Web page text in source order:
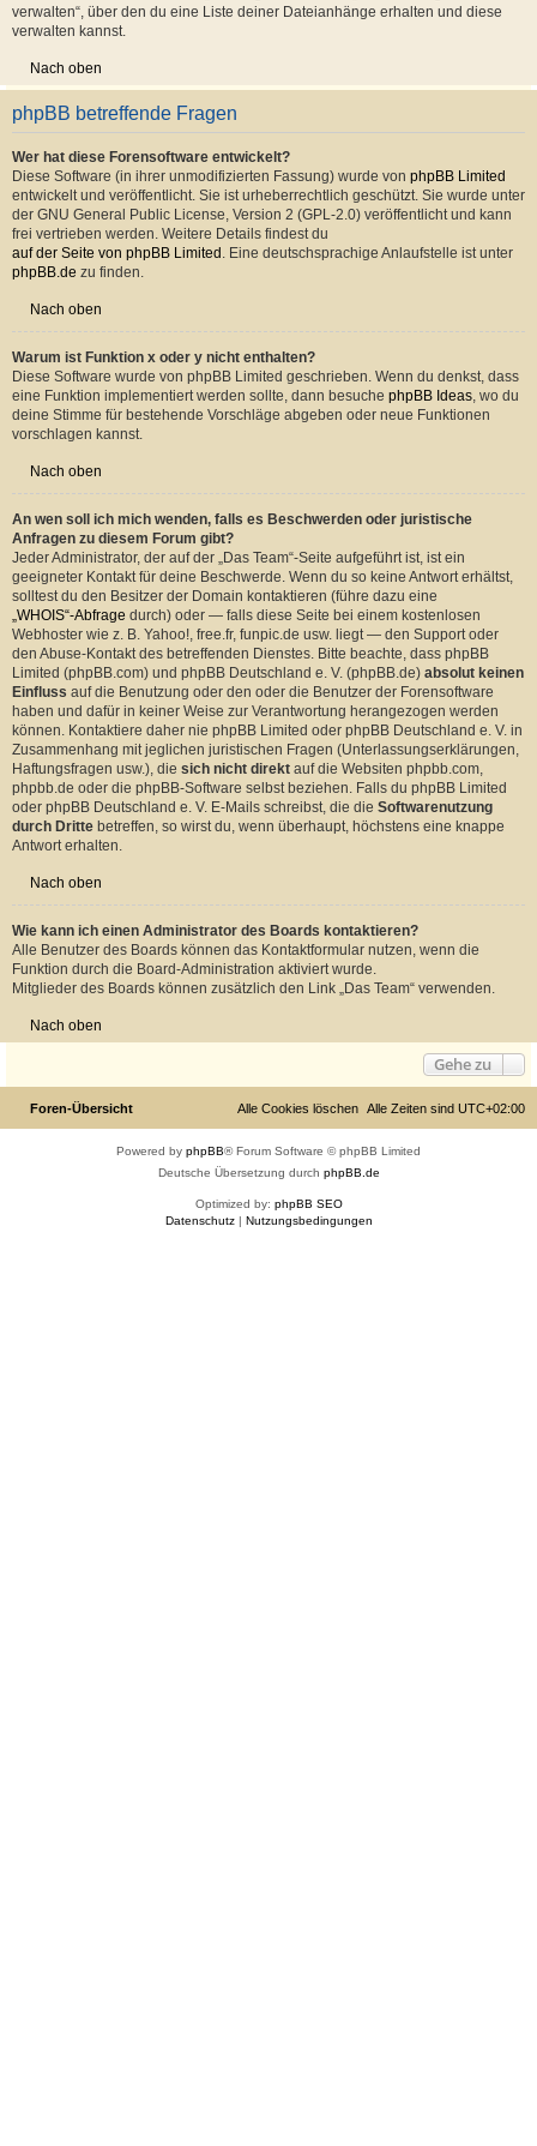
Nach oben
Kann ich eine Übersicht all meiner Dateianhänge erhalten?
Um eine Liste all deiner Dateianhänge zu erhalten, gehe in den persönlichen
Bereich. Dort findest du unter „Einstieg“ einen Punkt „Dateianhänge
verwalten“, über den du eine Liste deiner Dateianhänge erhalten und diese
verwalten kannst.
Nach oben
phpBB betreffende Fragen
Wer hat diese Forensoftware entwickelt?
entwickelt und veröffentlicht. Sie ist urheberrechtlich geschützt. Sie wurde unter
der GNU General Public License, Version 2 (GPL-2.0) veröffentlicht und kann
frei vertrieben werden. Weitere Details findest du
auf der Seite von phpBB Limited. Eine deutschsprachige Anlaufstelle ist unter
phpBB.dezu finden.
Nach oben
Warum ist Funktion x oder y nicht enthalten?
Diese Software wurde von phpBB Limited geschrieben. Wenn du denkst, dass
eine Funktion implementiert werden sollte, dann besuchephpBB Ideas
deine Stimme für bestehende Vorschläge abgeben oder neue Funktionen
vorschlagen kannst.
Nach oben
An wen soll ich mich wenden, falls es Beschwerden oder juristische
Anfragen zu diesem Forum gibt?
Jeder Administrator, der auf der „Das Team“-Seite aufgeführt ist, ist ein
geeigneter Kontakt für deine Beschwerde. Wenn du so keine Antwort erhältst,
solltest du den Besitzer der Domain kontaktieren (führe dazu eine
„WHOIS“-Abfragedurch) oder — falls diese Seite bei einem kostenlosen
Webhoster wie z. B. Yahoo!, free.fr, funpic.de usw. liegt — den Support oder
den Abuse-Kontakt des betreffenden Dienstes. Bitte beachte, dass phpBB
Limited (phpBB.com) und phpBB Deutschland e. V. (phpBB.de)absolut keinen
Einflussauf die Benutzung oder den oder die Benutzer der Forensoftware
haben und dafür in keiner Weise zur Verantwortung herangezogen werden
können. Kontaktiere daher nie phpBB Limited oder phpBB Deutschland e. V. in
Haftungsfragen usw.), die
phpbb.de oder die phpBB-Software selbst beziehen. Falls du phpBB Limited
oder phpBB Deutschland e. V. E-Mails schreibst, die dieSoftwarenutzung
durch Drittebetreffen, so wirst du, wenn überhaupt, höchstens eine knappe
Antwort erhalten.
Alle Benutzer des Boards können das Kontaktformular nutzen, wenn die
Funktion durch die Board-Administration aktiviert wurde.
Mitglieder des Boards können zusätzlich den Link „Das Team“ verwenden.
Alle Zeiten sind
Alle Cookies löschen